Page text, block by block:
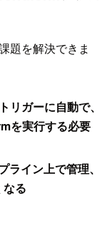
題を解決できま
ガーに自動で、
を実行する必要
イン上で管理、
る